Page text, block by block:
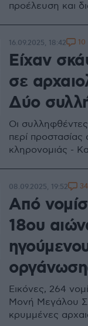
προέλευση και
Είχαν
σε
Δύο
Οι
περί προστασίας
κληρονομιάς -
16.09.2025, 18:42 10
Από
18ου
Εικόνες, 264
Μονή Μεγάλου
κρυμμένες
08.09.2025, 19:52 34